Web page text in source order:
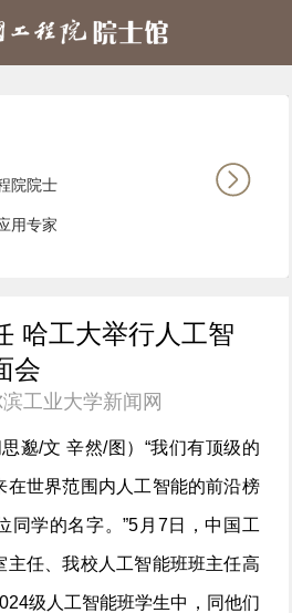
院院士
用专家
哈工大举行人工智
会
工业大学新闻网
邈/文 辛然/图）“我们有顶级的
在世界范围内人工智能的前沿榜
同学的名字。”5月7日，中国工
主任、我校人工智能班班主任高
级人工智能班学生中，同他们